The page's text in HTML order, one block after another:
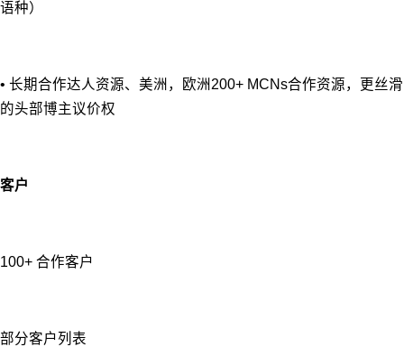
语种）
• 长期合作达⼈资源、美洲，欧洲200+ MCNs合作资源，更丝滑
的头部博主议价权
客户
100+ 合作客户
部分客户列表